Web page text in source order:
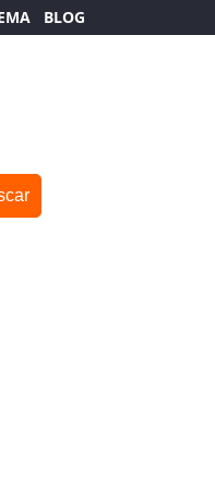
BLOG